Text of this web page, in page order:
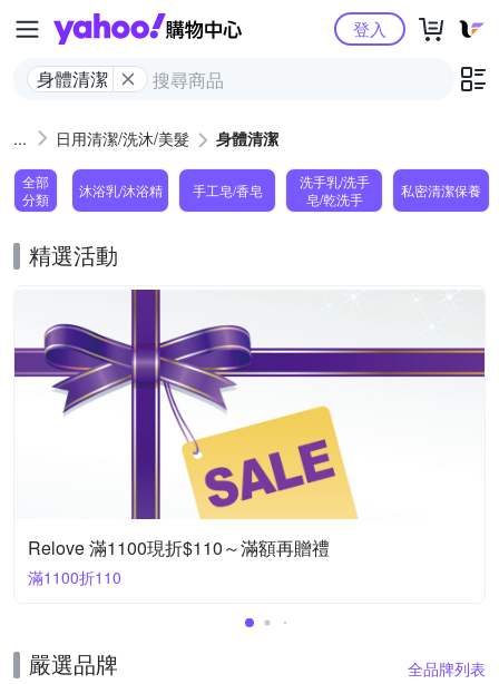
Yahoo購物中心
身體清潔
登入
日用清潔/洗沐/美髮 身體清潔
全部
分類
沐浴乳/沐浴精 手工皂/香皂
洗手乳/洗手
皂/乾洗手
私密清潔保養
精選活動
Relove 滿1100現折$110～滿額再贈禮
滿1100折110
嚴選品牌 全品牌列表